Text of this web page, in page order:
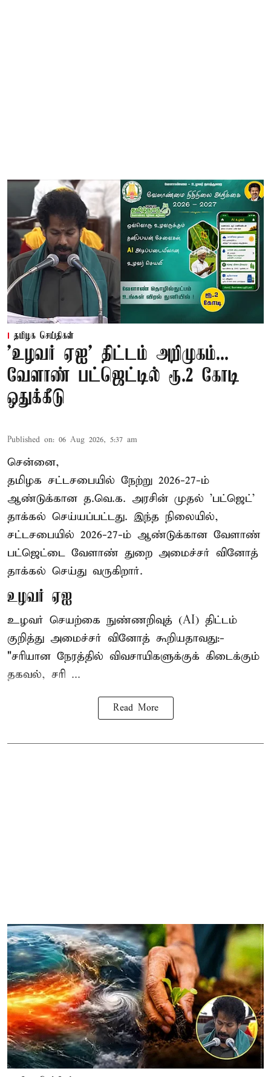
தமிழக செய்திகள்
'உழவர் ஏஐ' திட்டம் அறிமுகம்...
வேளாண் பட்ஜெட்டில் ரூ.2 கோடி
ஒதுக்கீடு
Published on: 06 Aug 2026, 5:37 am
சென்னை,
தமிழக சட்டசபையில் நேற்று 2026-27-ம்
ஆண்டுக்கான த.வெ.க. அரசின் முதல் 'பட்ஜெட்'
தாக்கல் செய்யப்பட்டது. இந்த நிலையில்,
சட்டசபையில் 2026-27-ம் ஆண்டுக்கான வேளாண்
பட்ஜெட்டை வேளாண் துறை அமைச்சர் வினோத்
தாக்கல் செய்து வருகிறார்.
உழவர் ஏஐ
உழவர் செயற்கை நுண்ணறிவுத் (AI) திட்டம்
குறித்து அமைச்சர் வினோத் கூறியதாவது:-
"சரியான நேரத்தில் விவசாயிகளுக்குக் கிடைக்கும்
தகவல், சரி ...
Read More